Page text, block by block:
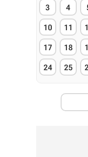
3 4
10 11
17 18
24 25